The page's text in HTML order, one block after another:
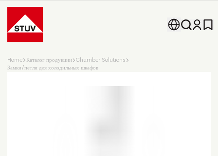
Go To the Homepage
Home Каталог продукции
Chamber Solutions
Замки/петли для холодильных шкафов